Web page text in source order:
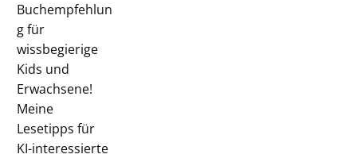
Buchempfehlun
g für
wissbegierige
Kids und
Erwachsene!
Meine
Lesetipps für
KI-interessierte